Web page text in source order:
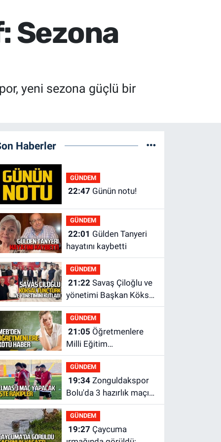
Sezona
yeni sezona güçlü bir
Haberler
GÜNDEM
22:47 Günün notu!
GÜNDEM
22:01
hayatını kaybetti
GÜNDEM
21:22Savaş Çiloğlu ve
yönetimi Başkan Köksal
Tunçtürk’ü kutladı
GÜNDEM
21:05
Milli Eğitim
Bakanlığı'ndan kötü
haber
GÜNDEM
19:34Zonguldakspor
Bolu'da 3 hazırlık maçı
oynayacak... İşte
rakipler...
GÜNDEM
19:27